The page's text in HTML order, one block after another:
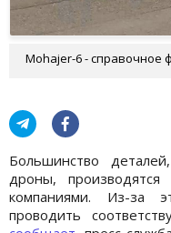
Mohajer-6 - справочное
Большинство
дроны, производятся
компаниями. Из-за
проводить